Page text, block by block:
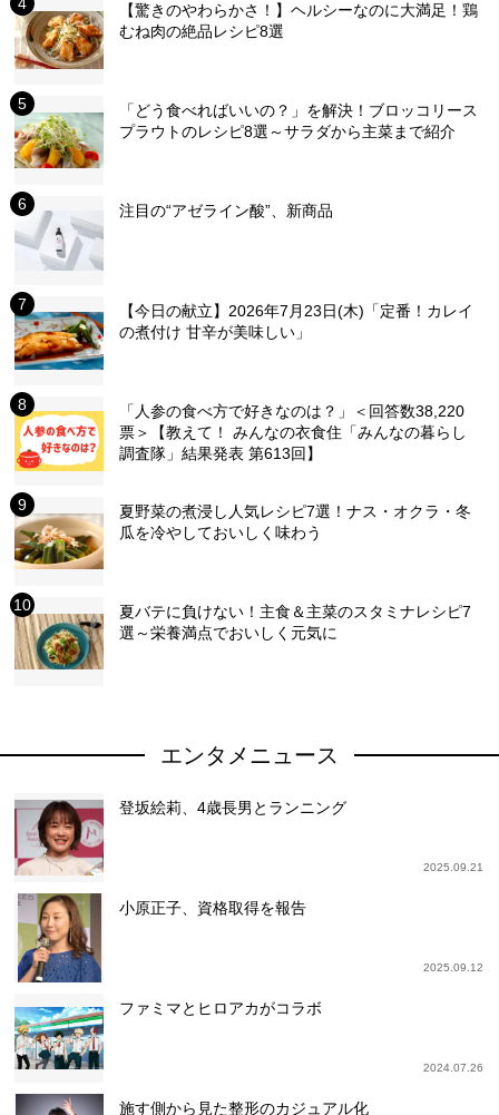
【驚きのやわらかさ！】ヘルシーなのに大満足！鶏
むね肉の絶品レシピ8選
「どう食べればいいの？」を解決！ブロッコリース
プラウトのレシピ8選～サラダから主菜まで紹介
注目の“アゼライン酸”、新商品
【今日の献立】2026年7月23日(木)「定番！カレイ
の煮付け 甘辛が美味しい」
「人参の食べ方で好きなのは？」＜回答数38,220
票＞【教えて！ みんなの衣食住「みんなの暮らし
調査隊」結果発表 第613回】
夏野菜の煮浸し人気レシピ7選！ナス・オクラ・冬
瓜を冷やしておいしく味わう
夏バテに負けない！主食＆主菜のスタミナレシピ7
選～栄養満点でおいしく元気に
エンタメニュース
登坂絵莉、4歳長男とランニング
2025.09.21
小原正子、資格取得を報告
2025.09.12
ファミマとヒロアカがコラボ
2024.07.26
施す側から見た整形のカジュアル化